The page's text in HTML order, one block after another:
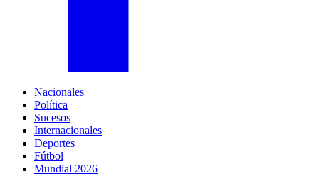
Nacionales
Política
Sucesos
Internacionales
Deportes
Fútbol
Mundial 2026